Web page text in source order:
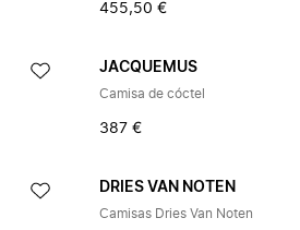
455,50 €
JACQUEMUS
Camisa de cóctel
387 €
DRIES VAN NOTEN
Camisas Dries Van Noten